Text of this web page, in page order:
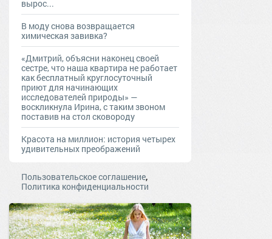
вырос...
В моду снова возвращается
химическая завивка?
«Дмитрий, объясни наконец своей
сестре, что наша квартира не работает
как бесплатный круглосуточный
приют для начинающих
исследователей природы» —
воскликнула Ирина, с таким звоном
поставив на стол сковороду
Красота на миллион: история четырех
удивительных преображений
Пользовательское соглашение,
Политика конфиденциальности